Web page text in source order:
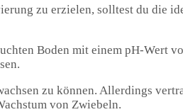
zu erzielen, solltest du die
Boden mit einem pH-Wert
zu können. Allerdings
von Zwiebeln.